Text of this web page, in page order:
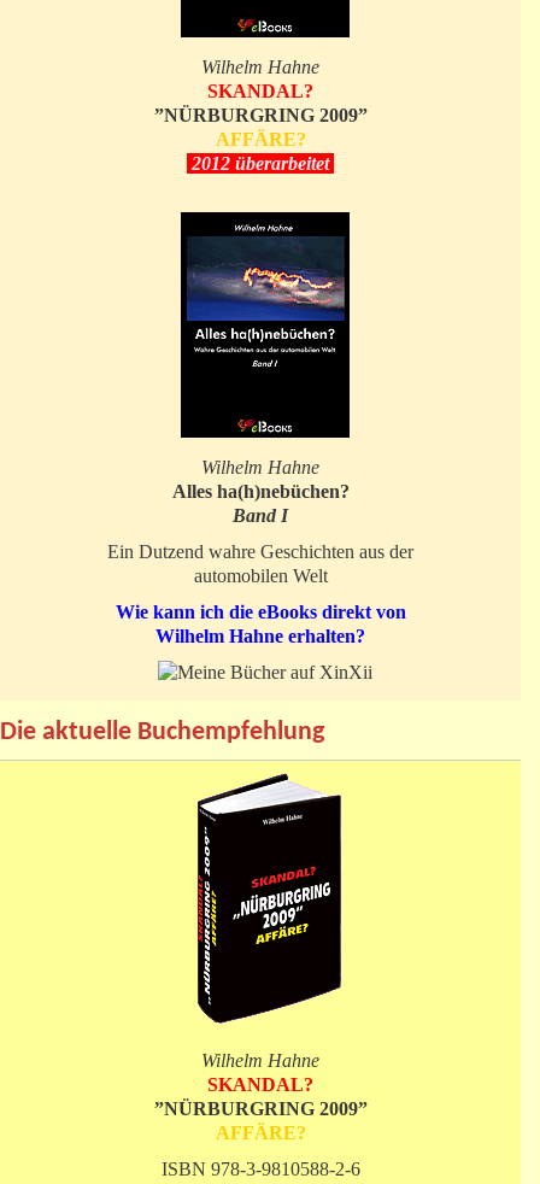
Wilhelm Hahne
SKANDAL?
”NÜRBURGRING 2009”
AFFÄRE?
2012 überarbeitet
Wilhelm Hahne
Alles ha(h)nebüchen?
Band I
Ein Dutzend wahre Geschichten aus der
automobilen Welt
Wie kann ich die eBooks direkt von
Wilhelm Hahne erhalten?
Die aktuelle Buchempfehlung
Wilhelm Hahne
SKANDAL?
”NÜRBURGRING 2009”
AFFÄRE?
ISBN 978-3-9810588-2-6